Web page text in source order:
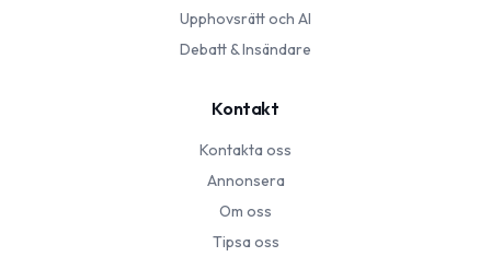
Upphovsrätt och AI
Debatt & Insändare
Kontakt
Kontakta oss
Annonsera
Om oss
Tipsa oss